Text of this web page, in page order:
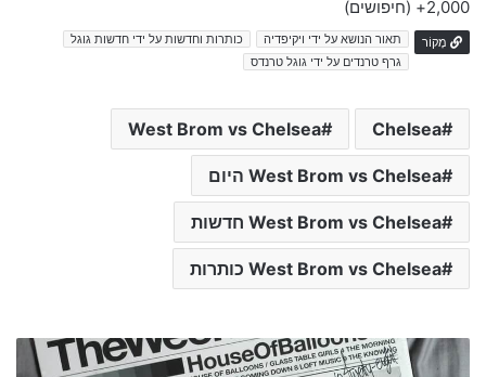
2,000+ (חיפושים)
מָקוֹר תאור הנושא על ידי ויקיפדיה
כותרות וחדשות על ידי חדשות גוגל
גרף טרנדים על ידי גוגל טרנדס
Chelsea
West Brom vs Chelsea
West Brom vs Chelsea היום
West Brom vs Chelsea חדשות
West Brom vs Chelsea כותרות